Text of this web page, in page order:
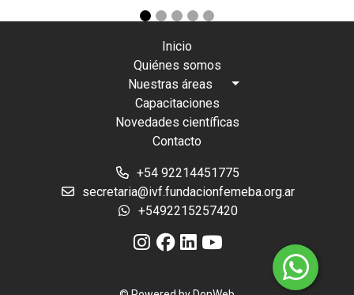
Inicio
Quiénes somos
Nuestras áreas
Capacitaciones
Novedades científicas
Contacto
+54 92214451775
secretaria@ivf.fundacionfemeba.org.ar
+5492215257420